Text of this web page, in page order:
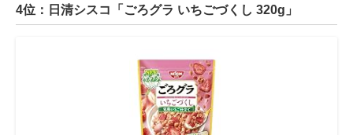
4位：日清シスコ「ごろグラ いちごづくし 320g」